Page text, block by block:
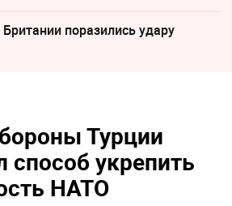
поразились удару
Турции
укрепить
НАТО